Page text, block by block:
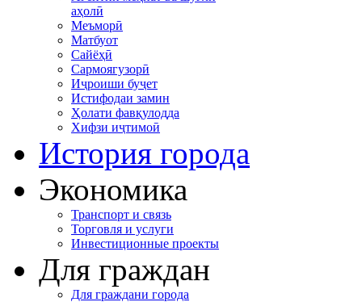
аҳолӣ
Меъморӣ
Матбуот
Сайёҳӣ
Сармоягузорӣ
Иҷроиши буҷет
Истифодаи замин
Ҳолати фавқулодда
Хифзи иҷтимоӣ
История города
Экономика
Транспорт и связь
Торговля и услуги
Инвестиционные проекты
Для граждан
Для граждани города